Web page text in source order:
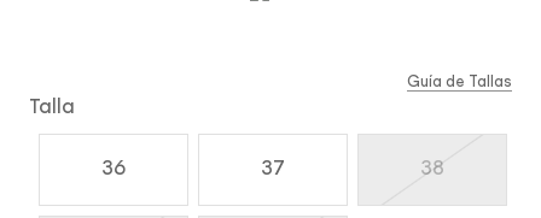
Talla
36 37 38
Guía de Tallas